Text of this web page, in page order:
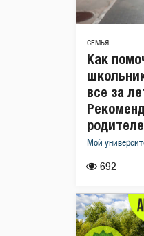
СЕМЬЯ
692
Как
все за
Мой